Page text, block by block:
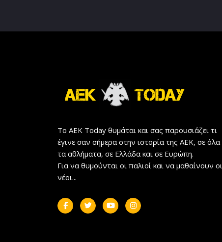
Το AEK Today θυμάται και σας παρουσιάζει τι
έγινε σαν σήμερα στην ιστορία της ΑΕΚ, σε όλα
τα αθλήματα, σε Ελλάδα και σε Ευρώπη.
Για να θυμούνται οι παλιοί και να μαθαίνουν οι
νέοι...